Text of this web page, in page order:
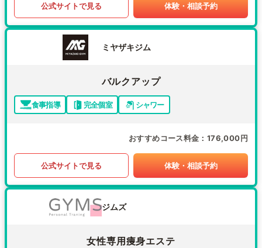
公式サイトで見る 体験・相談予約
ミヤザキジム
バルクアップ
食事指導 完全個室 シャワー
おすすめコース料金 176,000円
公式サイトで見る 体験・相談予約
ジムズ
女性専用痩身エステ